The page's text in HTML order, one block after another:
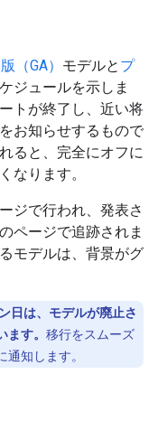
（GA） モデルと プ
ジュールを示しま
トが終了し、近い将
お知らせするもので
ると、完全にオフに
なります。
ジで行われ、発表さ
ページで追跡されま
モデルは、背景がグ
日は、モデルが廃止さ
ます。 移行をスムーズ
知します。